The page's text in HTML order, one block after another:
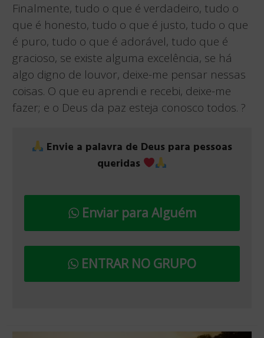
Finalmente, tudo o que é verdadeiro, tudo o
que é honesto, tudo o que é justo, tudo o que
é puro, tudo o que é adorável, tudo que é
gracioso, se existe alguma excelência, se há
algo digno de louvor, deixe-me pensar nessas
coisas. O que eu aprendi e recebi, deixe-me
fazer; e o Deus da paz esteja conosco todos. ?
Envie a palavra de Deus para pessoas
queridas
Enviar para Alguém
ENTRAR NO GRUPO